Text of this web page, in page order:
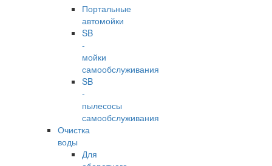
Портальные
автомойки
SB
-
мойки
самообслуживания
SB
-
пылесосы
самообслуживания
Очистка
воды
Для